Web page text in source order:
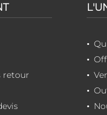
retour